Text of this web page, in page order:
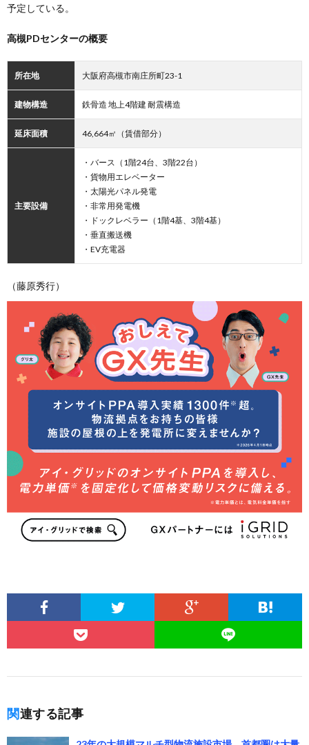
予定している。
高槻PDセンターの概要
所在地 大阪府高槻市南庄所町23-1
建物構造 鉄骨造 地上4階建 耐震構造
延床面積 46,664㎡（賃借部分）
主要設備
・バース（1階24台、3階22台）
・貨物用エレベーター
・太陽光パネル発電
・非常用発電機
・ドックレベラー（1階4基、3階4基）
・垂直搬送機
・EV充電器
（藤原秀行）
関連する記事